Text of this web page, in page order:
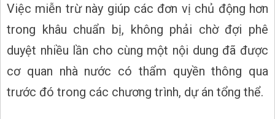
Việc miễn trừ này giúp các đơn vị chủ động hơn
trong khâu chuẩn bị, không phải chờ đợi phê
duyệt nhiều lần cho cùng một nội dung đã được
cơ quan nhà nước có thẩm quyền thông qua
trước đó trong các chương trình, dự án tổng thể.